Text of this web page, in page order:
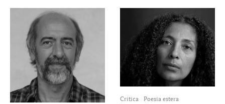
Critica
Poesia estera